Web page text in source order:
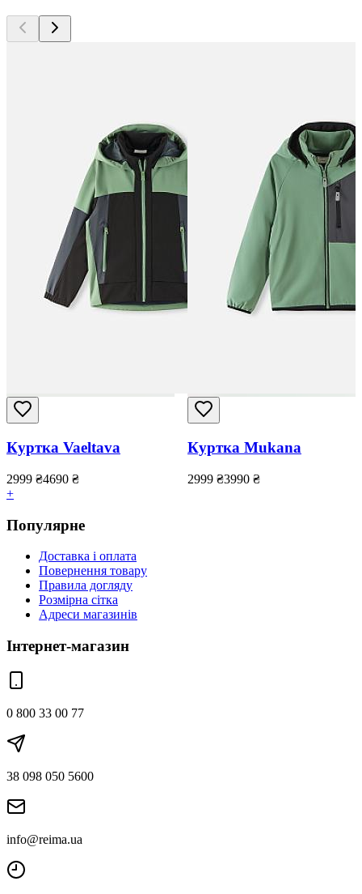
Куртка Vaeltava
2999 ₴4690 ₴
+
Куртка Mukana
2999 ₴3990 ₴
Популярне
Доставка і оплата
Повернення товару
Правила догляду
Розмірна сітка
Адреси магазинів
Інтернет-магазин
0 800 33 00 77
38 098 050 5600
info@reima.ua